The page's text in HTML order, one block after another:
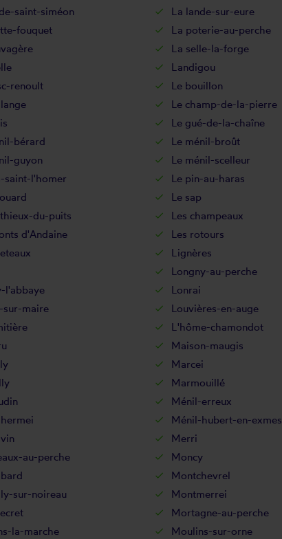
saint-siméon La lande-sur-eure
fouquet La poterie-au-perche
La selle-la-forge
Landigou
renoult Le bouillon
Le champ-de-la-pierre
Le gué-de-la-chaîne
bérard Le ménil-broût
guyon Le ménil-scelleur
saint-l'homer Le pin-au-haras
Le sap
du-puits Les champeaux
d'Andaine Les rotours
Lignères
Longny-au-perche
l'abbaye Lonrai
sur-maire Louvières-en-auge
L'hôme-chamondot
Maison-maugis
Marcei
Marmouillé
Ménil-erreux
Ménil-hubert-en-exmes
Merri
au-perche Moncy
Montchevrel
sur-noireau Montmerrei
Mortagne-au-perche
la-marche Moulins-sur-orne